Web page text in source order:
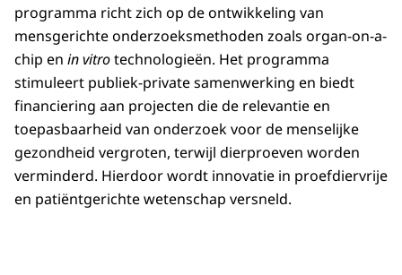
programma richt zich op de ontwikkeling van
mensgerichte onderzoeksmethoden zoals organ-on-a-
chip en in vitrotechnologieën. Het programma
stimuleert publiek-private samenwerking en biedt
financiering aan projecten die de relevantie en
toepasbaarheid van onderzoek voor de menselijke
gezondheid vergroten, terwijl dierproeven worden
verminderd. Hierdoor wordt innovatie in proefdiervrije
en patiëntgerichte wetenschap versneld.